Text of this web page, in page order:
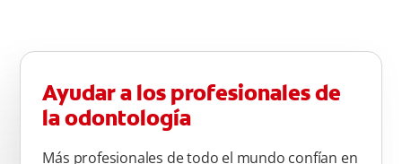
Ayudar a los profesionales de
la odontología
Más profesionales de todo el mundo confían en